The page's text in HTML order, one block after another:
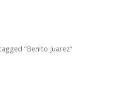
“Benito Juarez”